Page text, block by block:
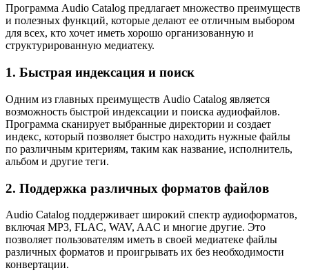
Программа Audio Catalog предлагает множество преимуществ
и полезных функций, которые делают ее отличным выбором
для всех, кто хочет иметь хорошо организованную и
структурированную медиатеку.
1. Быстрая индексация и поиск
Одним из главных преимуществ Audio Catalog является
возможность быстрой индексации и поиска аудиофайлов.
Программа сканирует выбранные директории и создает
индекс, который позволяет быстро находить нужные файлы
по различным критериям, таким как название, исполнитель,
альбом и другие теги.
2. Поддержка различных форматов файлов
Audio Catalog поддерживает широкий спектр аудиоформатов,
включая MP3, FLAC, WAV, AAC и многие другие. Это
позволяет пользователям иметь в своей медиатеке файлы
различных форматов и проигрывать их без необходимости
конвертации.